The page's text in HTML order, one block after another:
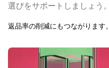
選びをサポートしましょう。
返品率の削減にもつながります。